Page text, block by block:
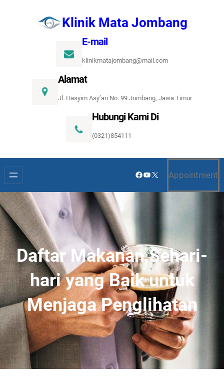
Klinik Mata Jombang
E-mail
klinikmatajombang@mail.com
Alamat
Jl. Hasyim Asy’ari No. 99 Jombang, Jawa Timur
Hubungi Kami Di
(0321)854111
Facebook
YouTube
X Appointment
Daftar Makanan Sehari-
hari yang Baik untuk
Menjaga Penglihatan